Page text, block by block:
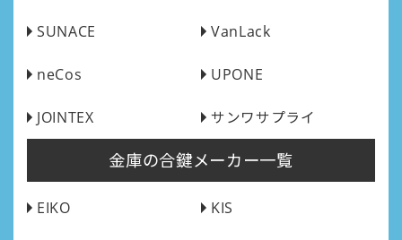
SUNACE VanLack
neCos UPONE
JOINTEX サンワサプライ
金庫の合鍵メーカー一覧
EIKO KIS